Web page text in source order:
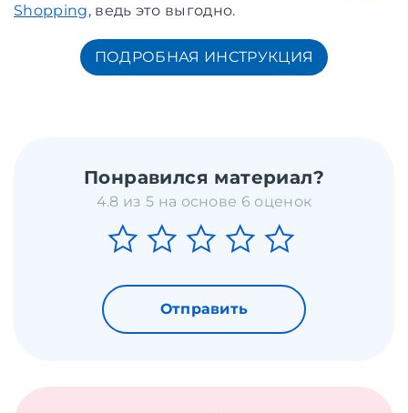
Shopping, ведь это выгодно.
ПОДРОБНАЯ ИНСТРУКЦИЯ
Понравился материал?
4.8 из 5 на основе 6 оценок
Отправить